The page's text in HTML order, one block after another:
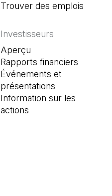
Trouver des emplois
Investisseurs
Aperçu
Rapports financiers
Événements et
présentations
Information sur les
actions